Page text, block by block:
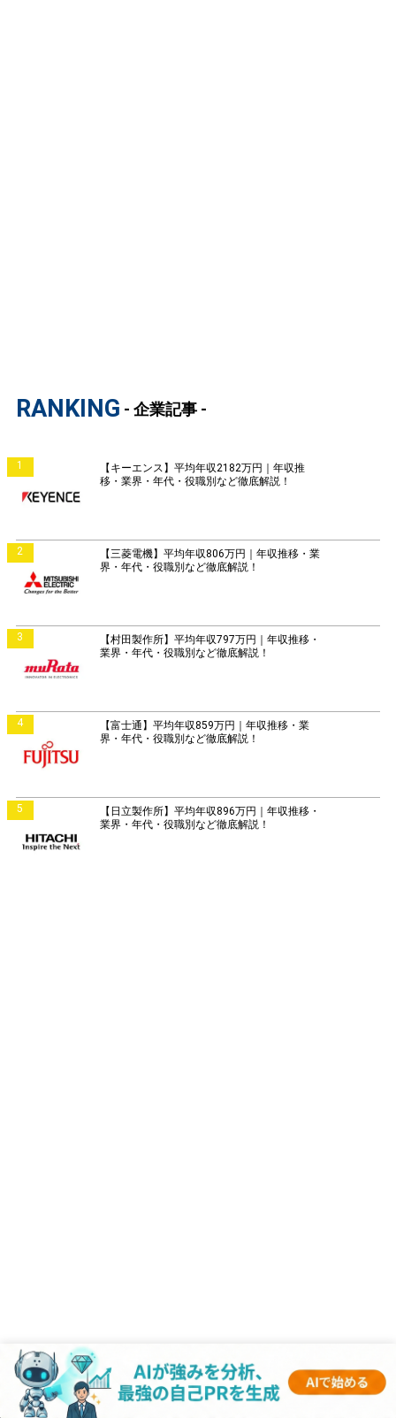
RANKING - 企業記事 -
1
【キーエンス】平均年収2182万円｜年収推
移・業界・年代・役職別など徹底解説！
2
【三菱電機】平均年収806万円｜年収推移・業
界・年代・役職別など徹底解説！
3
【村田製作所】平均年収797万円｜年収推移・
業界・年代・役職別など徹底解説！
4
【富士通】平均年収859万円｜年収推移・業
界・年代・役職別など徹底解説！
5
【日立製作所】平均年収896万円｜年収推移・
業界・年代・役職別など徹底解説！